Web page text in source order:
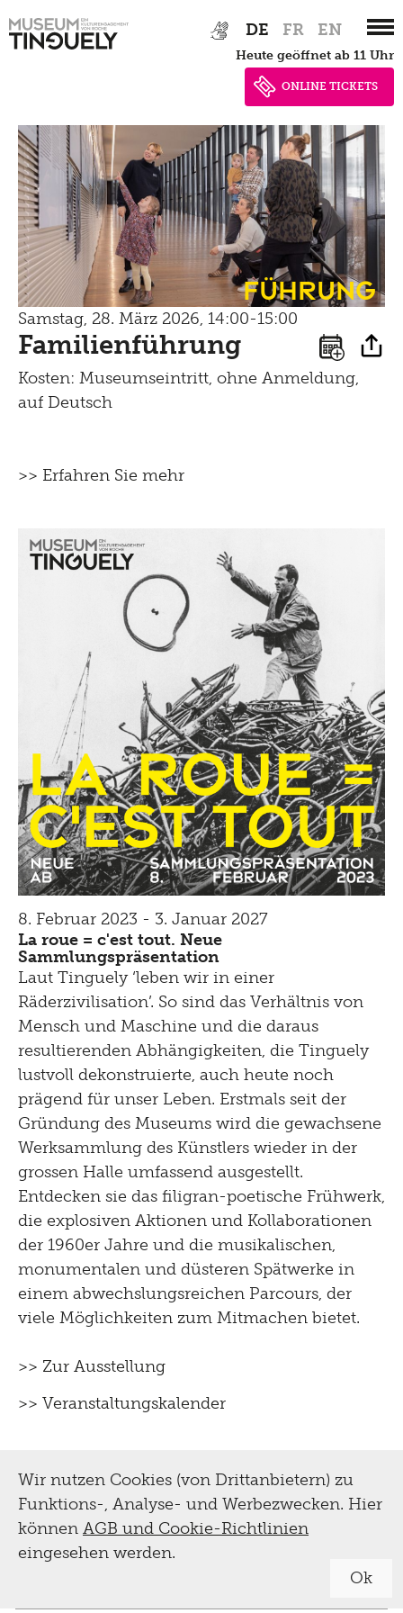
Hauptnavigation
to
DE FR EN
heute geöffnet ab 11 Uhr
ONLINE TICKETS
Lernen
Newsletter
Menu
Brunch
Kontakt
Late Thursday Menu
Führung
Samstag, 28. März 2026, 14:00-15:00
Familienführung
Kosten: Museumseintritt, ohne Anmeldung,
auf Deutsch
>> Erfahren Sie mehr
8. Februar 2023 - 3. Januar 2027
La roue = c'est tout. Neue
Sammlungspräsentation
Laut Tinguely ‘leben wir in einer
Räderzivilisation’. So sind das Verhältnis von
Mensch und Maschine und die daraus
resultierenden Abhängigkeiten, die Tinguely
lustvoll dekonstruierte, auch heute noch
prägend für unser Leben. Erstmals seit der
Gründung des Museums wird die gewachsene
Werksammlung des Künstlers wieder in der
grossen Halle umfassend ausgestellt.
Entdecken sie das filigran-poetische Frühwerk,
die explosiven Aktionen und Kollaborationen
der 1960er Jahre und die musikalischen,
monumentalen und düsteren Spätwerke in
einem abwechslungsreichen Parcours, der
viele Möglichkeiten zum Mitmachen bietet.
>> Zur Ausstellung
>> Veranstaltungskalender
Wir nutzen Cookies (von Drittanbietern) zu
Funktions-, Analyse- und Werbezwecken. Hier
können AGB und Cookie-Richtlinien
eingesehen werden.
Ok